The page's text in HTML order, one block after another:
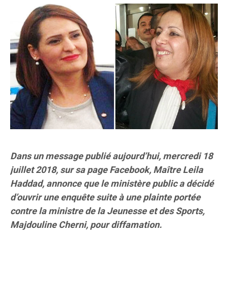
Dans un message publié aujourd’hui, mercredi 18
juillet 2018, sur sa page Facebook, Maître Leila
Haddad, annonce que le ministère public a décidé
d’ouvrir une enquête suite à une plainte portée
contre la ministre de la Jeunesse et des Sports,
Majdouline Cherni, pour diffamation.